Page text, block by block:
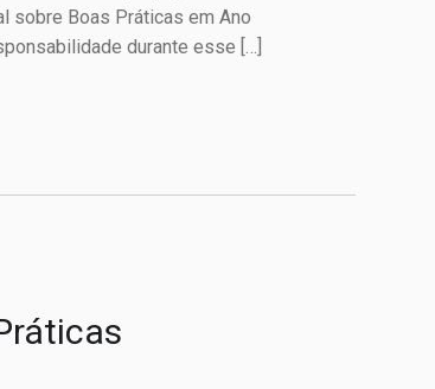
sobre Boas Práticas em Ano
durante esse […]